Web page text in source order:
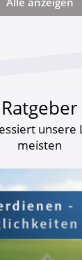
Ratgeber
unsere
meisten